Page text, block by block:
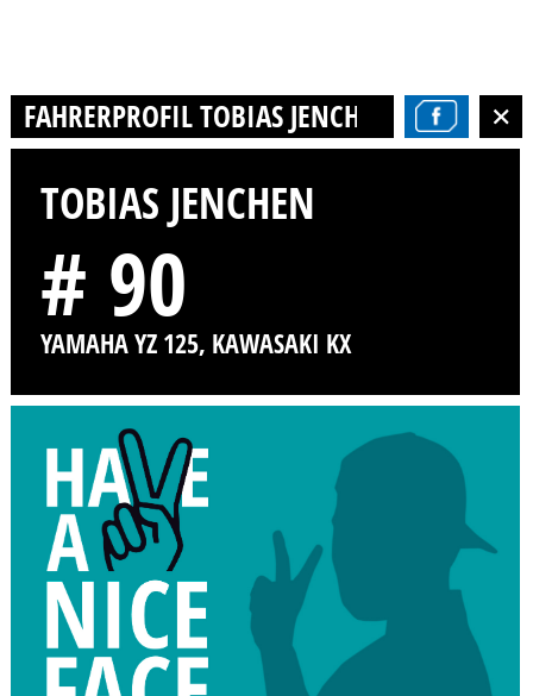
FAHRERPROFIL TOBIAS JENCHEN
TOBIAS JENCHEN
# 90
YAMAHA YZ 125, KAWASAKI KX